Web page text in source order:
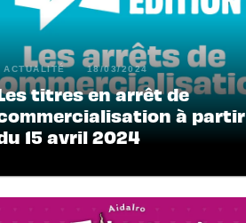
ACTUALITÉ 18/03/2024
titres en arrêt de
à partir
15 avril 2024